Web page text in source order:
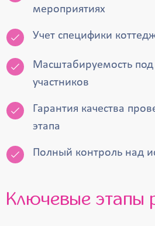
мероприятиях
Учет специфики
Масштабируемость
участников
Гарантия качества
этапа
Полный контроль над
Ключевые этапы